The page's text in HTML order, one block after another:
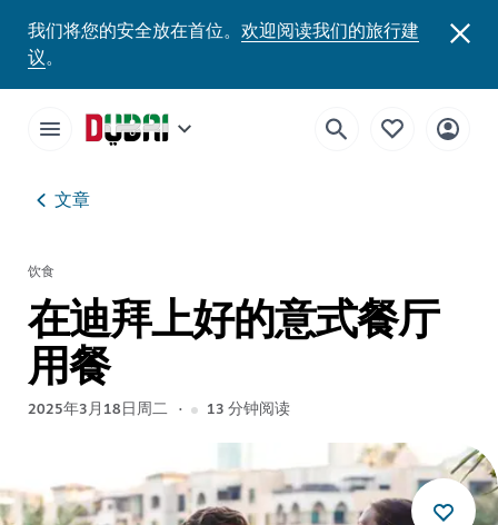
我们将您的安全放在首位。 欢迎阅读我们的旅行建
议。
文章
饮食
在迪拜上好的意式餐厅
用餐
2025年3月18日周二 13分钟阅读